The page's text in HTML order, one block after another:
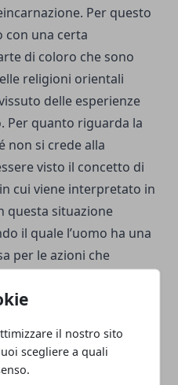
il nostro sito
scegliere a quali
Per questo
con una certa
di coloro che sono
religioni orientali
delle esperienze
Per quanto riguarda la
non si crede alla
visto il concetto di
cui viene interpretato in
questa situazione
il quale l’uomo ha una
per le azioni che
vita.
leggi karmiche, che sono